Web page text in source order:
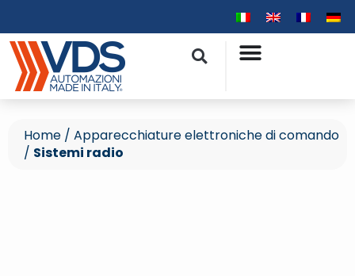
Home / Apparecchiature elettroniche di comando
/ Sistemi radio